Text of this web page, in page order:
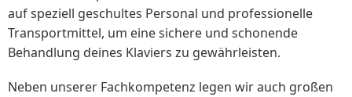
auf speziell geschultes Personal und professionelle
Transportmittel, um eine sichere und schonende
Behandlung deines Klaviers zu gewährleisten.
Neben unserer Fachkompetenz legen wir auch großen